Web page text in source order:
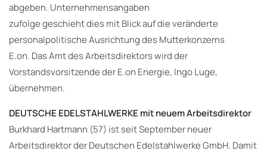
abgeben. Unternehmensangaben
zufolge geschieht dies mit Blick auf die veränderte
personalpolitische Ausrichtung des Mutterkonzerns
E.on. Das Amt des Arbeitsdirektors wird der
Vorstandsvorsitzende der E.on Energie, Ingo Luge,
übernehmen.
DEUTSCHE EDELSTAHLWERKE mit neuem Arbeitsdirektor
Burkhard Hartmann (57) ist seit September neuer
Arbeitsdirektor der Deutschen Edelstahlwerke GmbH. Damit